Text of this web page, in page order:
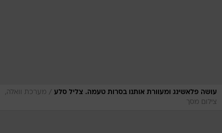
עושה פלאשינג ומעוורת אותנו בסרות טעמה. צליל סלע / מערכת וואלה,
צילום מסך